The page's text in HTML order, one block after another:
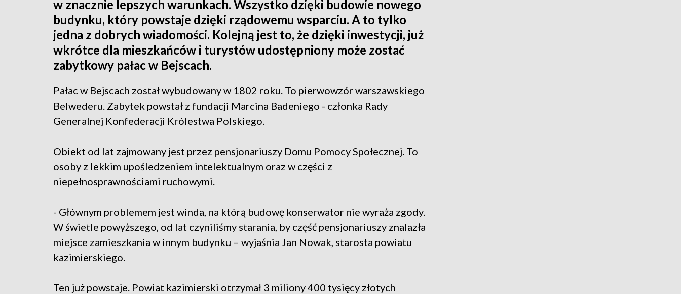
w znacznie lepszych warunkach. Wszystko dzięki budowie nowego
budynku, który powstaje dzięki rządowemu wsparciu. A to tylko
jedna z dobrych wiadomości. Kolejną jest to, że dzięki inwestycji, już
wkrótce dla mieszkańców i turystów udostępniony może zostać
zabytkowy pałac w Bejscach.
Pałac w Bejscach został wybudowany w 1802 roku. To pierwowzór warszawskiego
Belwederu. Zabytek powstał z fundacji Marcina Badeniego - członka Rady
Generalnej Konfederacji Królestwa Polskiego.
Obiekt od lat zajmowany jest przez pensjonariuszy Domu Pomocy Społecznej. To
osoby z lekkim upośledzeniem intelektualnym oraz w części z
niepełnosprawnościami ruchowymi.
- Głównym problemem jest winda, na którą budowę konserwator nie wyraża zgody.
W świetle powyższego, od lat czyniliśmy starania, by część pensjonariuszy znalazła
miejsce zamieszkania w innym budynku – wyjaśnia Jan Nowak, starosta powiatu
kazimierskiego.
Ten już powstaje. Powiat kazimierski otrzymał 3 miliony 400 tysięcy złotych